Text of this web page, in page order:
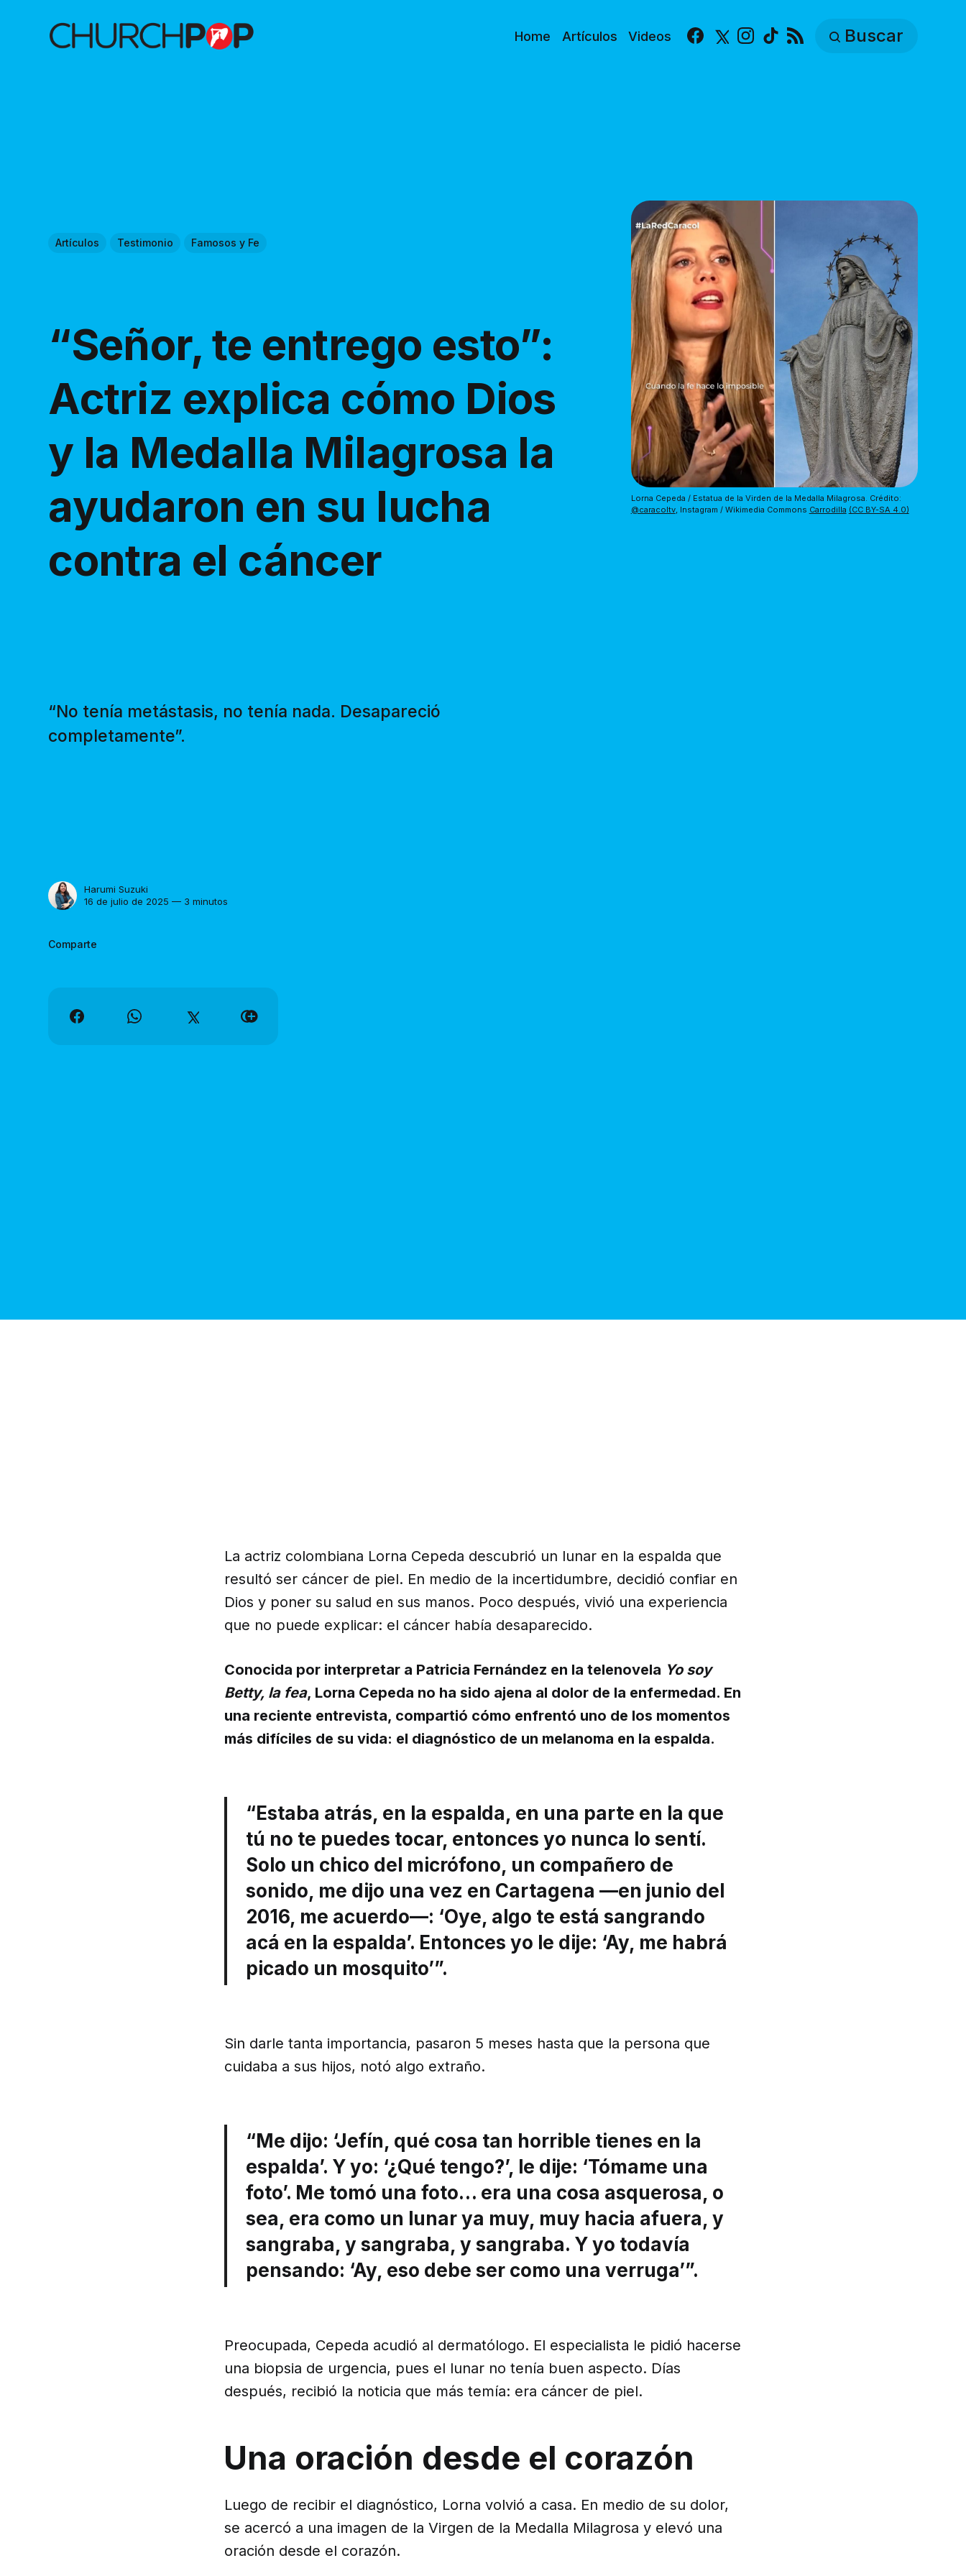
Home Artículos Videos Facebook
X Instagram
TikTok Buscar
Artículos Testimonio Famosos y Fe
“Señor, te entrego esto”:
Actriz explica cómo Dios
y la Medalla Milagrosa la
ayudaron en su lucha
contra el cáncer
“No tenía metástasis, no tenía nada. Desapareció
completamente”.
Harumi Suzuki
16 de julio de 2025 — 3 minutos
Comparte
@caracoltv, Instagram / Wikimedia Commons Carrodilla (CC BY-SA 4.0)
La actriz colombiana Lorna Cepeda descubrió un lunar en la espalda que
resultó ser cáncer de piel. En medio de la incertidumbre, decidió confiar en
Dios y poner su salud en sus manos. Poco después, vivió una experiencia
que no puede explicar: el cáncer había desaparecido.
Conocida por interpretar a Patricia Fernández en la telenovela Yo soy
Betty, la fea, Lorna Cepeda no ha sido ajena al dolor de la enfermedad. En
una reciente entrevista, compartió cómo enfrentó uno de los momentos
más difíciles de su vida: el diagnóstico de un melanoma en la espalda.
“Estaba atrás, en la espalda, en una parte en la que
tú no te puedes tocar, entonces yo nunca lo sentí.
Solo un chico del micrófono, un compañero de
sonido, me dijo una vez en Cartagena —en junio del
2016, me acuerdo—: ‘Oye, algo te está sangrando
acá en la espalda’. Entonces yo le dije: ‘Ay, me habrá
picado un mosquito’”.
Sin darle tanta importancia, pasaron 5 meses hasta que la persona que
cuidaba a sus hijos, notó algo extraño.
“Me dijo: ‘Jefín, qué cosa tan horrible tienes en la
espalda’. Y yo: ‘¿Qué tengo?’, le dije: ‘Tómame una
foto’. Me tomó una foto… era una cosa asquerosa, o
sea, era como un lunar ya muy, muy hacia afuera, y
sangraba, y sangraba, y sangraba. Y yo todavía
pensando: ‘Ay, eso debe ser como una verruga’”.
Preocupada, Cepeda acudió al dermatólogo. El especialista le pidió hacerse
una biopsia de urgencia, pues el lunar no tenía buen aspecto. Días
después, recibió la noticia que más temía: era cáncer de piel.
Una oración desde el corazón
Luego de recibir el diagnóstico, Lorna volvió a casa. En medio de su dolor,
se acercó a una imagen de la Virgen de la Medalla Milagrosa y elevó una
oración desde el corazón.